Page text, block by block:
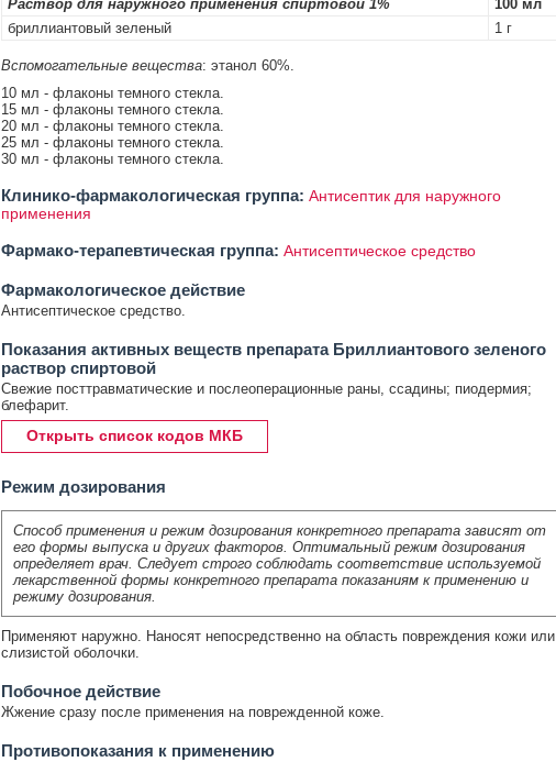
Раствор для наружного применения спиртовой 1%
100 мл
бриллиантовый зеленый
1 г
Вспомогательные вещества: этанол 60%.
10 мл - флаконы темного стекла.
15 мл - флаконы темного стекла.
20 мл - флаконы темного стекла.
25 мл - флаконы темного стекла.
30 мл - флаконы темного стекла.
Клинико-фармакологическая группа: Антисептик для наружного
применения
Фармако-терапевтическая группа: Антисептическое средство
Фармакологическое действие
Антисептическое средство.
Показания активных веществ препарата Бриллиантового зеленого
раствор спиртовой
Свежие посттравматические и послеоперационные раны, ссадины; пиодермия;
блефарит.
Открыть список кодов МКБ
Режим дозирования
Способ применения и режим дозирования конкретного препарата зависят от
его формы выпуска и других факторов. Оптимальный режим дозирования
определяет врач. Следует строго соблюдать соответствие используемой
лекарственной формы конкретного препарата показаниям к применению и
режиму дозирования.
Применяют наружно. Наносят непосредственно на область повреждения кожи или
слизистой оболочки.
Побочное действие
Жжение сразу после применения на поврежденной коже.
Противопоказания к применению